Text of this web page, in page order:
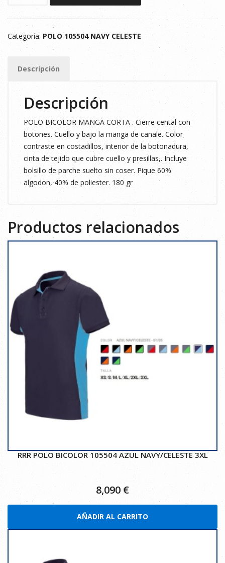
BICOLOR
105504
AZUL
NAVY/CELESTE
cantidad
Categoría: POLO 105504 NAVY CELESTE
Descripción
Descripción
POLO BICOLOR MANGA CORTA . Cierre cental con
botones. Cuello y bajo la manga de canale. Color
contraste en costadillos, interior de la botonadura,
cinta de tejido que cubre cuello y presillas,. Incluye
bolsillo de parche suelto sin coser. Pique 60%
algodon, 40% de poliester. 180 gr
Productos relacionados
RRR POLO BICOLOR 105504 AZUL NAVY/CELESTE 3XL
8,090 €
AÑADIR AL CARRITO